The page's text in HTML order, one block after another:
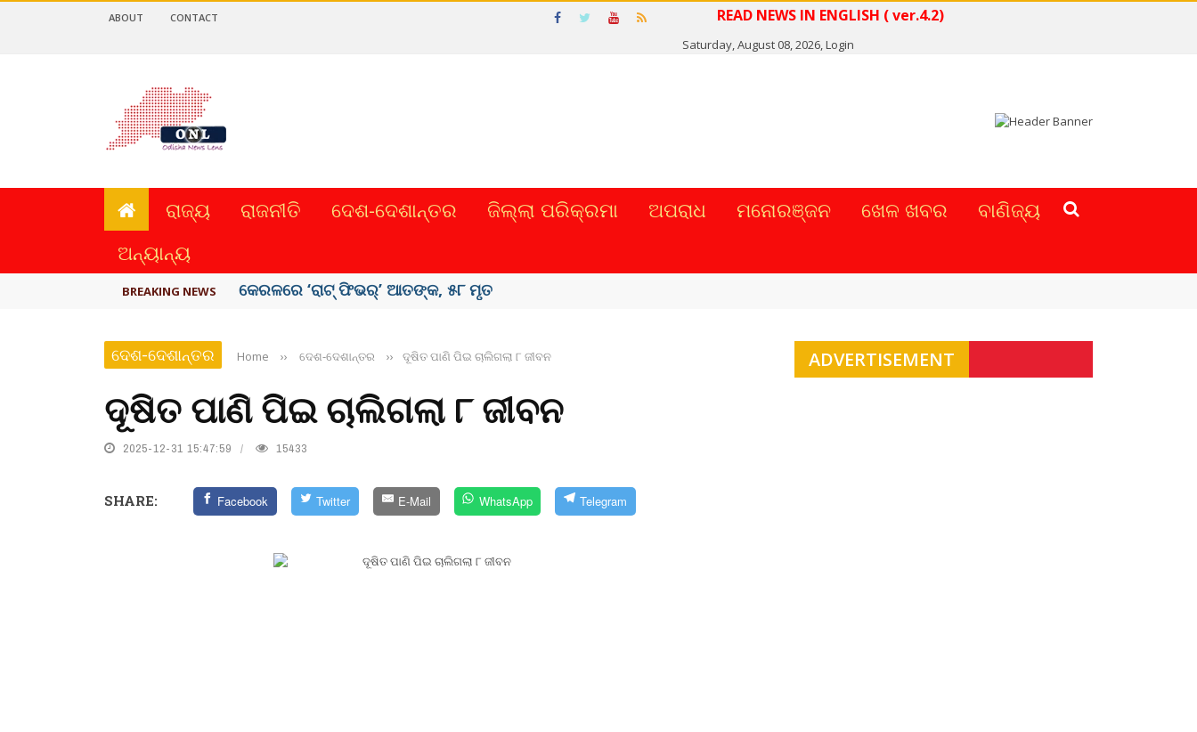
READ NEWS IN ENGLISH ( ver.4.2)
Saturday, August 08, 2026,Login
ABOUT CONTACT
ରାଜ୍ୟ ରାଜନୀତି ଦେଶ-ଦେଶାନ୍ତର ଜିଲ୍ଲା ପରିକ୍ରମା ଅପରାଧ ମନୋରଞ୍ଜନ ଖେଳ ଖବର
ବାଣିଜ୍ୟ
ଅନ୍ୟାନ୍ୟ
BREAKING NEWS ଛାଡପତ୍ର ଆବେଦନ ପ୍ରତ୍ୟାହାର କଲେ ...
ଦେଶ-ଦେଶାନ୍ତର Home ›› ଦେଶ-ଦେଶାନ୍ତର ›› ଦୂଷିତ ପାଣି ପିଇ ଚାଲିଗଲା ୮ ଜୀବନ
ଦୂଷିତ ପାଣି ପିଇ ଚାଲିଗଲା ୮ ଜୀବନ
2025-12-31 15:47:59 15433
SHARE: Facebook Twitter E-Mail WhatsApp Telegram
ADVERTISEMENT